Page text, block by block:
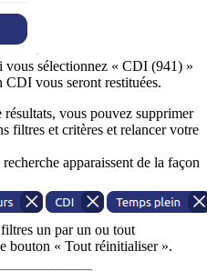
vous sélectionnez « CDI (941) »
CDI vous seront restituées.
vous pouvez supprimer
filtres et critères et relancer votre
apparaissent de la façon
un par un ou tout
bouton « Tout réinitialiser ».